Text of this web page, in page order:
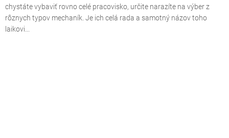
chystáte vybaviť rovno celé pracovisko, určite narazíte na výber z
rôznych typov mechaník. Je ich celá rada a samotný názov toho
laikovi...